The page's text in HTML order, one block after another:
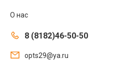
О нас
8 (8182)46-50-50
opts29@ya.ru